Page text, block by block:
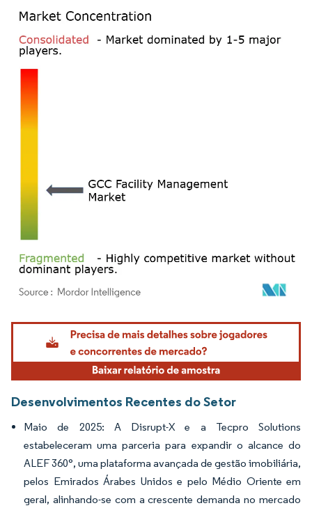
Imagem © Mordor Intelligence. O reuso requer atribuição conforme CC BY 4.0.
Desenvolvimentos Recentes do Setor
Maio de 2025: A Disrupt-X e a Tecpro Solutions
estabeleceram uma parceria para expandir o alcance do
ALEF 360°, uma plataforma avançada de gestão imobiliária,
pelos Emirados Árabes Unidos e pelo Médio Oriente em
geral, alinhando-se com a crescente demanda no mercado